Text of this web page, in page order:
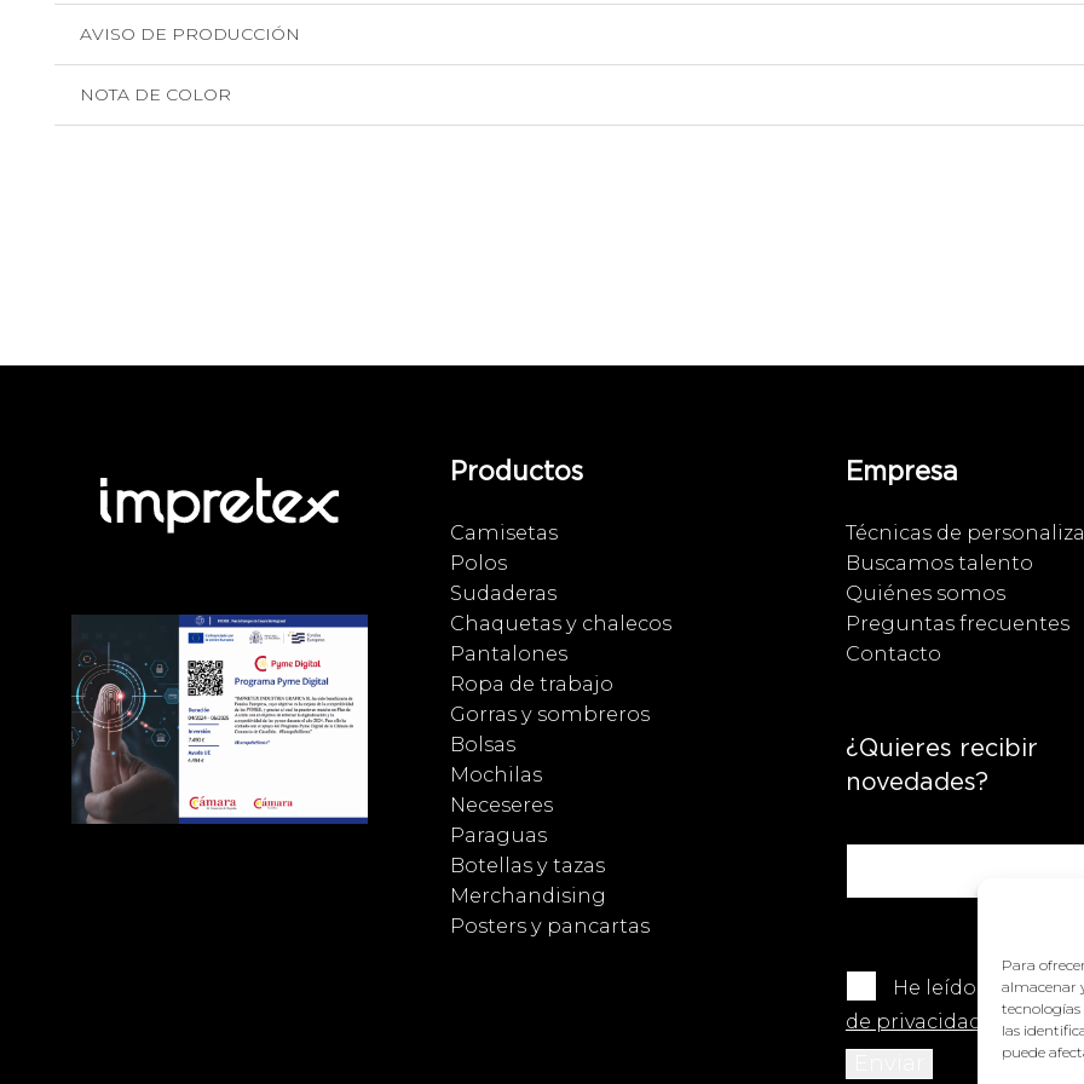
Para
almacenar
las
puede
AVISO DE PRODUCCIÓN
NOTA DE COLOR
Productos
Camisetas
Polos
Sudaderas
Chaquetas y chalecos
Pantalones
Ropa de trabajo
Gorras y sombreros
Bolsas
Mochilas
Neceseres
Paraguas
Botellas y tazas
Merchandising
Posters y pancartas
Empresa
Técnicas de
Buscamos talento
Quiénes somos
Preguntas frecuentes
Contacto
¿Quieres recibir
novedades?
He leído y acepto
de privacidad